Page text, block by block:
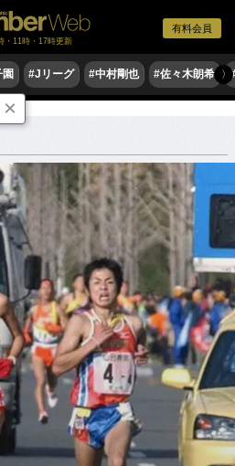
有料会員
・11時・17時更新
園 #Jリーグ #中村剛也 #佐々木朗希 〉
×